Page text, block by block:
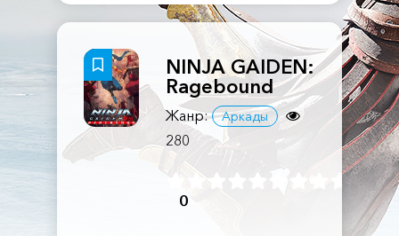
NINJA GAIDEN:
Ragebound
Жанр: Аркады
280
0